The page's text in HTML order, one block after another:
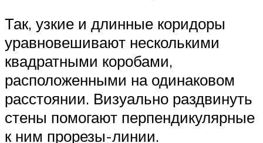
Так, узкие и длинные коридоры
уравновешивают несколькими
квадратными коробами,
расположенными на одинаковом
расстоянии. Визуально раздвинуть
стены помогают перпендикулярные
к ним прорезы-линии.